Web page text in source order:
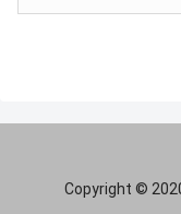
Copyright ©